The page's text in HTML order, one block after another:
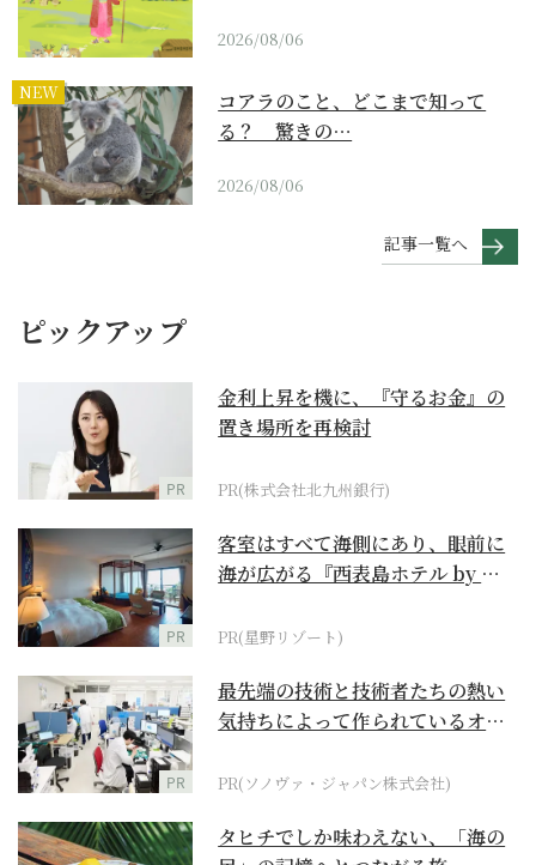
2026/08/06
NEW
コアラのこと、どこまで知って
る？ 驚きの…
2026/08/06
記事一覧へ
ピックアップ
PR
金利上昇を機に、『守るお金』の
置き場所を再検討
PR(株式会社北九州銀行)
PR
客室はすべて海側にあり、眼前に
海が広がる『西表島ホテル by 星
PR(星野リゾート)
PR
最先端の技術と技術者たちの熱い
気持ちによって作られているオー
PR(ソノヴァ・ジャパン株式会社)
タヒチでしか味わえない、「海の